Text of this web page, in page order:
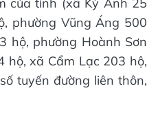
của tỉnh (xã Kỳ Anh 25
phường Vũng Áng 500
hộ, phường Hoành Sơn
hộ, xã Cẩm Lạc 203 hộ,
tuyến đường liên thôn,